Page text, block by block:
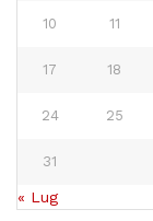
10 11
17 18
24 25
31
« Lug